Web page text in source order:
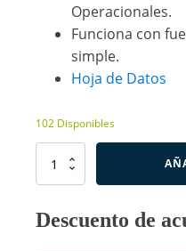
Operacionales.
Funciona con
simple.
Hoja de Datos
102 Disponibles
LM358
Doble
Descuento de